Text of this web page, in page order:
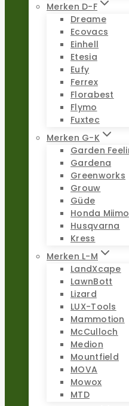
Merken D-F
Dreame
Ecovacs
Einhell
Etesia
Eufy
Ferrex
Florabest
Flymo
Fuxtec
Merken G-K
Garden
Gardena
Greenworks
Grouw
Güde
Honda Miimo
Husqvarna
Kress
Merken L-M
LandXcape
LawnBott
Lizard
LUX-Tools
Mammotion
McCulloch
Medion
Mountfield
MOVA
Mowox
MTD